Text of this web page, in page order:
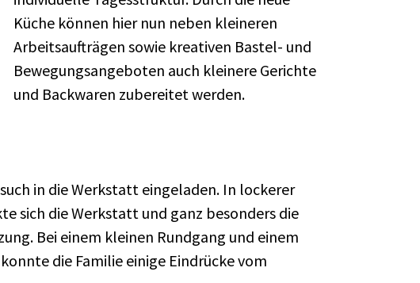
Küche können hier nun neben kleineren
Arbeitsaufträgen sowie kreativen Bastel- und
Bewegungsangeboten auch kleinere Gerichte
und Backwaren zubereitet werden.
in die Werkstatt eingeladen. In lockerer
sich die Werkstatt und ganz besonders die
Bei einem kleinen Rundgang und einem
die Familie einige Eindrücke vom